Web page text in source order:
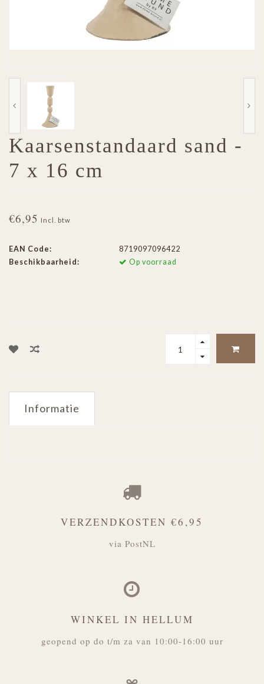
Kaarsenstandaard sand -
7 x 16 cm
€6,95 Incl. btw
EAN Code:
8719097096422
Beschikbaarheid:
Op voorraad
Informatie
VERZENDKOSTEN €6,95
via PostNL
WINKEL IN HELLUM
geopend op do t/m za van 10:00-16:00 uur